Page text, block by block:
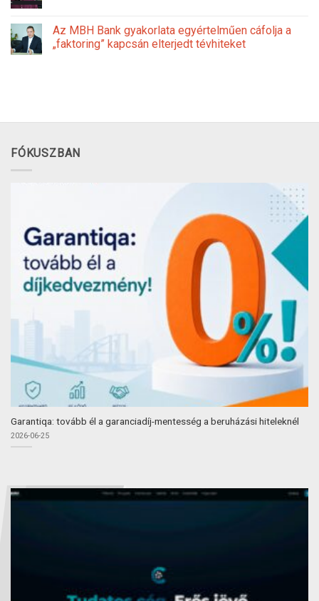
Az MBH Bank gyakorlata egyértelműen cáfolja a
„faktoring” kapcsán elterjedt tévhiteket
FÓKUSZBAN
Garantiqa: tovább él a garanciadíj-mentesség a beruházási hiteleknél
2026-06-25